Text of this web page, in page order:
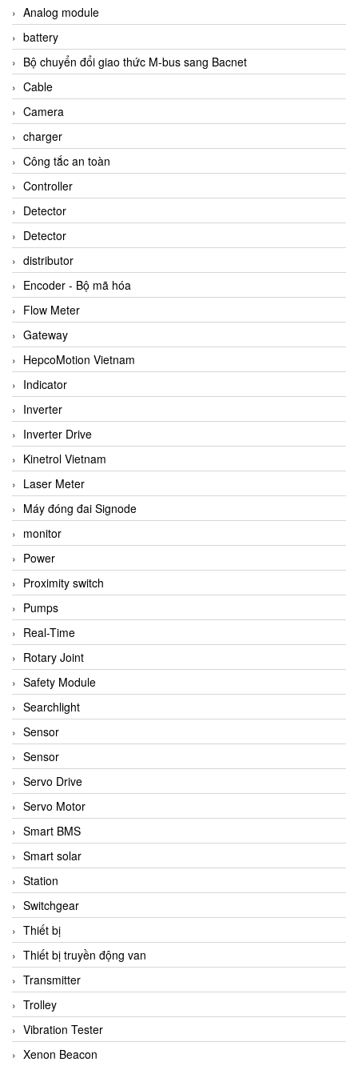
Analog module
battery
Bộ chuyển đổi giao thức M-bus sang Bacnet
Cable
Camera
charger
Công tắc an toàn
Controller
Detector
Detector
distributor
Encoder - Bộ mã hóa
Flow Meter
Gateway
HepcoMotion Vietnam
Indicator
Inverter
Inverter Drive
Kinetrol Vietnam
Laser Meter
Máy đóng đai Signode
monitor
Power
Proximity switch
Pumps
Real-Time
Rotary Joint
Safety Module
Searchlight
Sensor
Sensor
Servo Drive
Servo Motor
Smart BMS
Smart solar
Station
Switchgear
Thiết bị
Thiết bị truyền động van
Transmitter
Trolley
Vibration Tester
Xenon Beacon